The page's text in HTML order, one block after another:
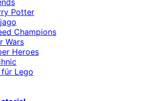
Potter
Champions
Wars
Heroes
Lego